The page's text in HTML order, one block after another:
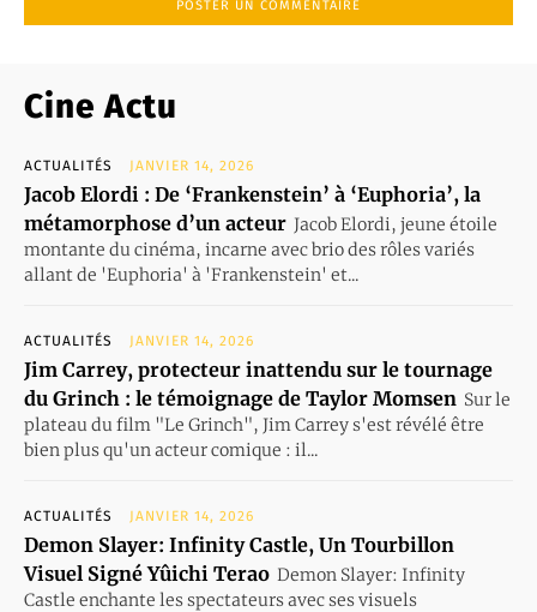
Cine Actu
ACTUALITÉS JANVIER 14, 2026
Jacob Elordi : De ‘Frankenstein’ à ‘Euphoria’, la
métamorphose d’un acteur Jacob Elordi, jeune étoile
montante du cinéma, incarne avec brio des rôles variés
allant de 'Euphoria' à 'Frankenstein' et...
ACTUALITÉS JANVIER 14, 2026
Jim Carrey, protecteur inattendu sur le tournage
du Grinch : le témoignage de Taylor Momsen Sur le
plateau du film "Le Grinch", Jim Carrey s'est révélé être
bien plus qu'un acteur comique : il...
ACTUALITÉS JANVIER 14, 2026
Demon Slayer: Infinity Castle, Un Tourbillon
Visuel Signé Yûichi Terao Demon Slayer: Infinity
Castle enchante les spectateurs avec ses visuels